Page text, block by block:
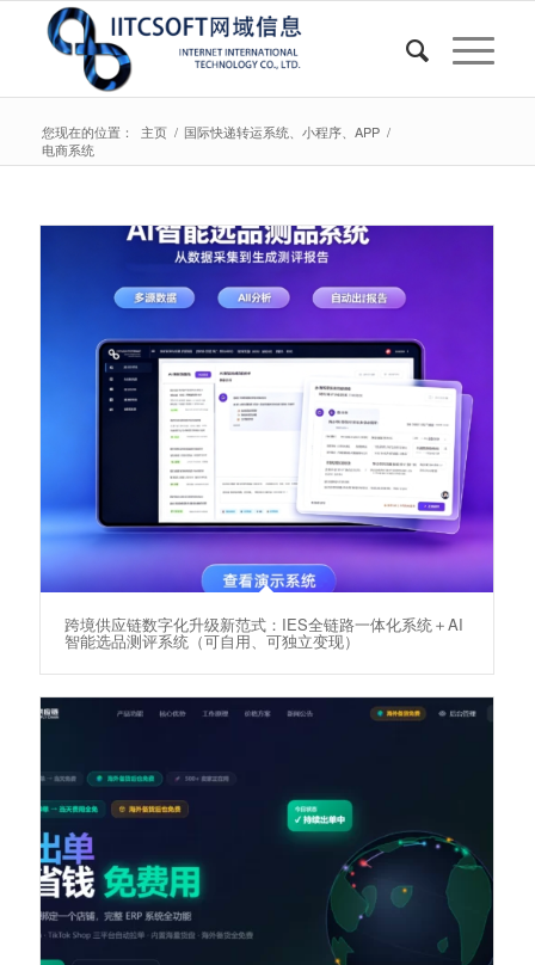
您现在的位置： 主页 / 国际快递转运系统、小程序、APP /
电商系统
跨境供应链数字化升级新范式：IES全链路一体化系统＋AI
智能选品测评系统（可自用、可独立变现）